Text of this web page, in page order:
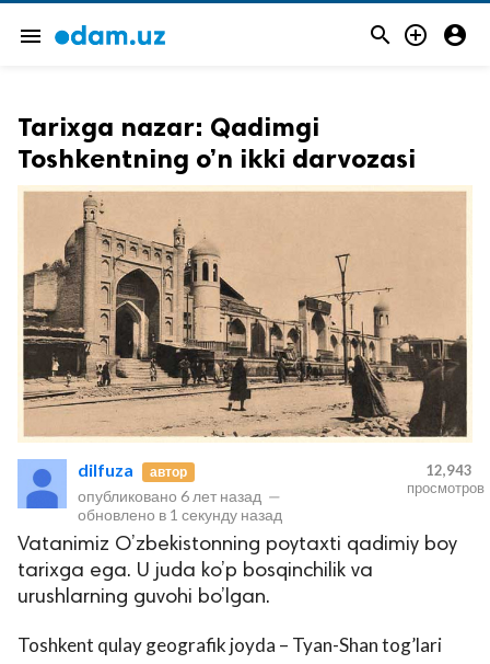
menu   
Tarixga nazar: Qadimgi
Toshkentning o’n ikki darvozasi
dilfuza автор
опубликовано 6 лет назад —
обновлено в 1 секунду назад
12,943
просмотров
Vatanimiz O’zbekistonning poytaxti qadimiy boy
tarixga ega. U juda ko’p bosqinchilik va
urushlarning guvohi bo’lgan.
Toshkent qulay geografik joyda – Tyan-Shan tog’lari